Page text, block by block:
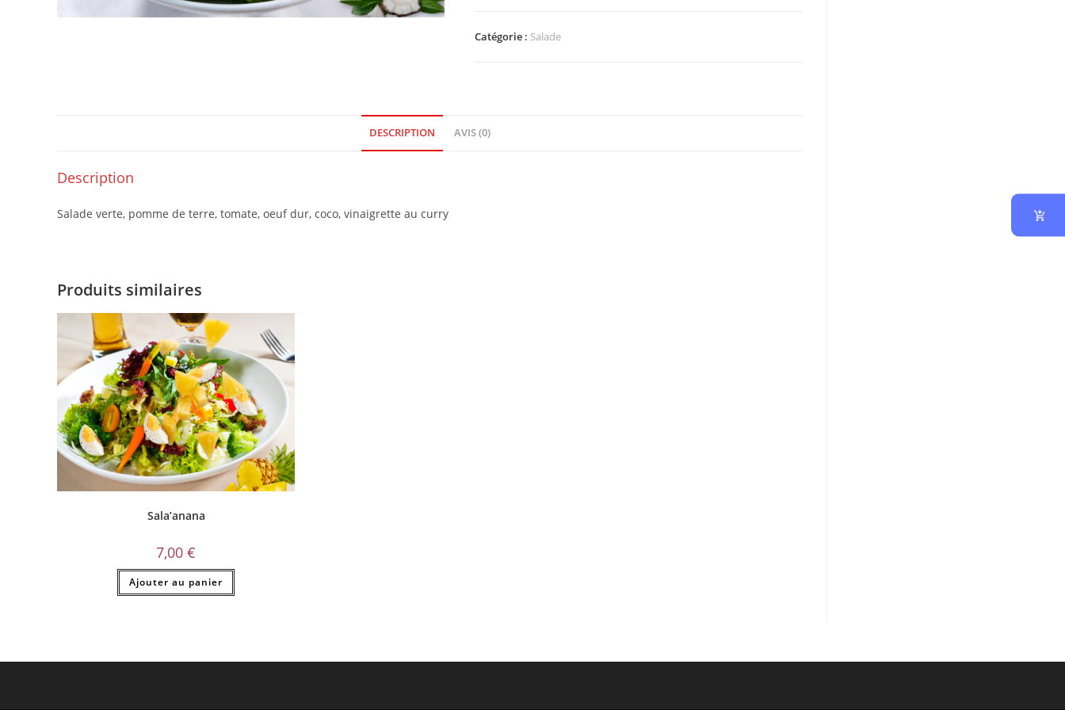
Catégorie : Salade
DESCRIPTION AVIS (0)
Description
Salade verte, pomme de terre, tomate, oeuf dur, coco, vinaigrette au curry
Produits similaires
Sala’anana
7,00€
Ajouter au panier